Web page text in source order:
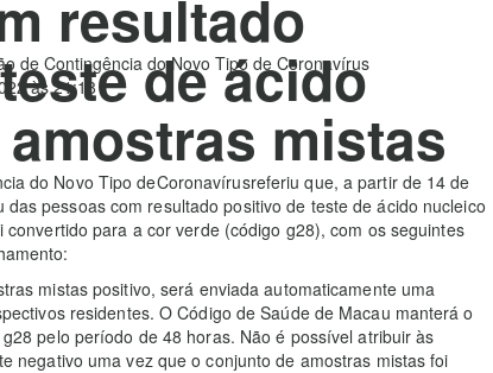
resultado
de ácido
mistas
de Contingência do Novo Tipo de Coronavírus
às 21:18
do Novo Tipo deCoronavírusreferiu que, a partir de 14 de
pessoas com resultado positivo de teste de ácido nucleico
para a cor verde (código g28), com os seguintes
mistas positivo, será enviada automaticamente uma
residentes. O Código de Saúde de Macau manterá o
pelo período de 48 horas. Não é possível atribuir às
negativo uma vez que o conjunto de amostras mistas foi